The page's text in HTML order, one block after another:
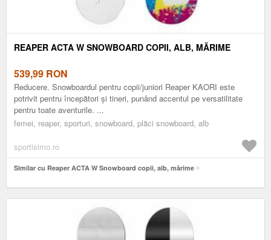
REAPER ACTA W SNOWBOARD COPII, ALB, MĂRIME
539,99 RON
Reducere. Snowboardul pentru copii/juniori Reaper KAORI este
potrivit pentru începători și tineri, punând accentul pe versatilitate
pentru toate aventurile. ...
femei, reaper, sporturi, snowboard, plăci snowboard, alb
sportisimo.ro
Similar cu Reaper ACTA W Snowboard copii, alb, mărime